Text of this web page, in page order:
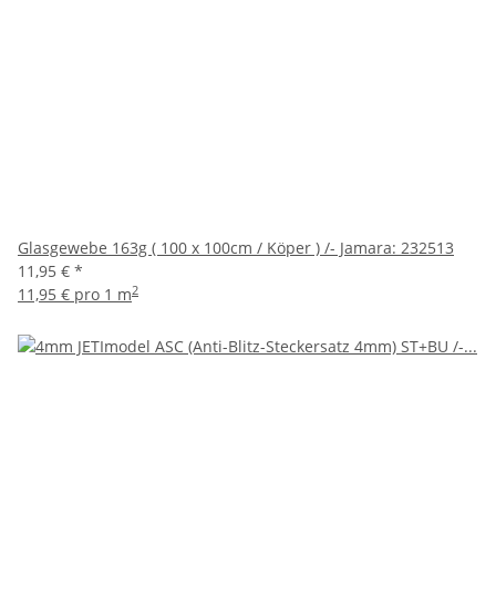
Glasgewebe 163g ( 100 x 100cm / Köper ) /- Jamara: 232513
11,95 € *
11,95 € pro 1 m2